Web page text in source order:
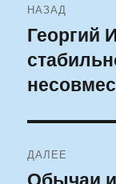
по
записям
НАЗАД
Предыдущая
запись:
Георгий
ДАЛЕЕ
Следующая
Обычаи